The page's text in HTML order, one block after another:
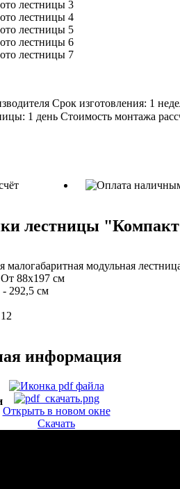
Срок изготовления: 1
1 день Стоимость монтажа
лестницы
малогабаритная модульная
От 88х197 см
- 292,5 см
12
информация
Открыть в новом окне
Скачать